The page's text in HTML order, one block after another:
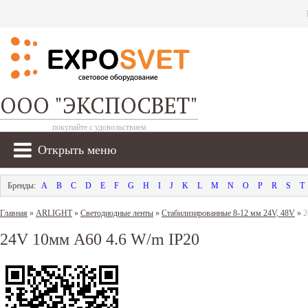
ООО "ЭКСПОСВЕТ"
покупайте с удовольствием
Открыть меню
A B C D E F G H I J K L M N O P R S T
Главная » ARLIGHT» Светодиодные ленты » Стабилизированные 8-12 мм 24V, 48V »
24V 10мм A60 4.6 W/m IP20